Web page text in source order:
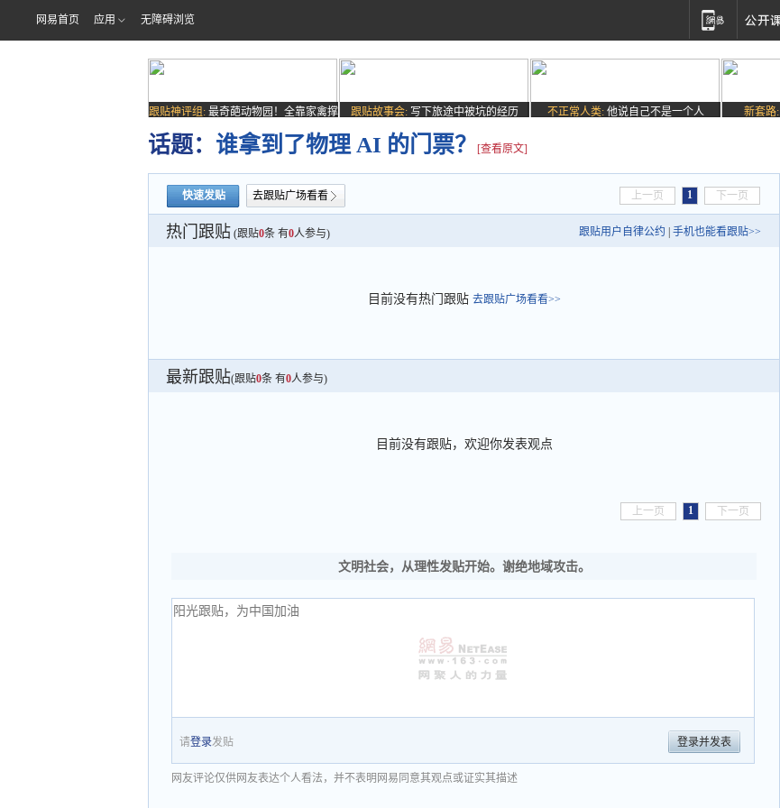
网易首页 应用 无障碍浏览
跟贴神评组: 最奇葩动物园！全靠家禽撑
场子
跟贴故事会: 写下旅途中被坑的经历 不正常人类: 他说自己不是一个人 新套路:
话题： 谁拿到了物理 AI 的门票？ [查看原文]
快速发贴 去跟贴广场看看 上一页 1 下一页
热门跟贴 (跟贴0条 有0人参与) 跟贴用户自律公约 手机也能看跟贴>>
目前没有热门跟贴 去跟贴广场看看>>
最新跟贴(跟贴0条 有0人参与)
目前没有跟贴，欢迎你发表观点
上一页 1 下一页
文明社会，从理性发贴开始。谢绝地域攻击。
请登录发贴 登录并发表
网友评论仅供网友表达个人看法，并不表明网易同意其观点或证实其描述